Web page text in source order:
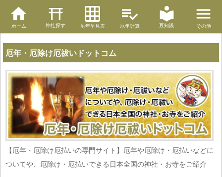
ホーム 神社探す 厄年早見表 厄年計算 豆知識 その他
厄年・厄除け厄祓いドットコム
【厄年・厄除け厄払いの専門サイト】厄年や厄除け・厄払いなどに
ついてや、厄除け・厄払いできる日本全国の神社・お寺をご紹介